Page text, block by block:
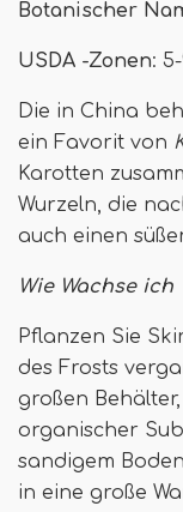
Botanischer
USDA -Zonen:
Die in China
ein Favorit von
Karotten
Wurzeln, die
auch einen
Wie Wachse ich
Pflanzen Sie
des Frosts
großen
organischer
sandigem
in eine große